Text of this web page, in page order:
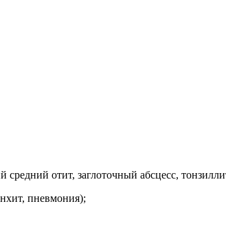
отит, заглоточный абсцесс,
пневмония);